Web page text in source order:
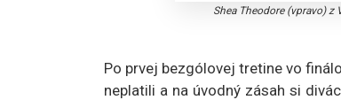
Shea Theodore (vpravo)
Po prvej bezgólovej tretine vo
neplatili a na úvodný zásah si